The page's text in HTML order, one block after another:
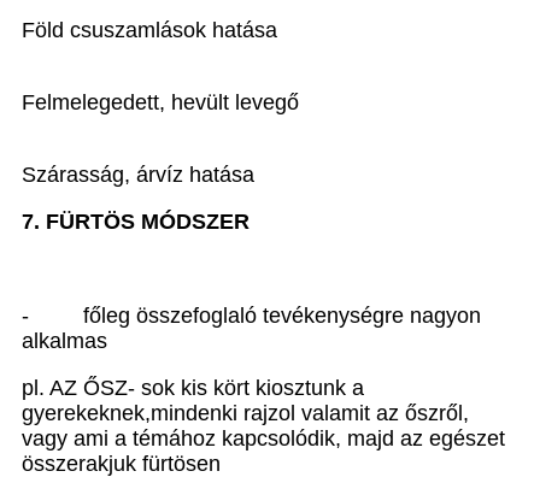
Föld csuszamlások hatása
Felmelegedett, hevült levegő
Szárasság, árvíz hatása
7. FÜRTÖS MÓDSZER
- főleg összefoglaló tevékenységre nagyon
alkalmas
pl. AZ ŐSZ- sok kis kört kiosztunk a
gyerekeknek,mindenki rajzol valamit az őszről,
vagy ami a témához kapcsolódik, majd az egészet
összerakjuk fürtösen